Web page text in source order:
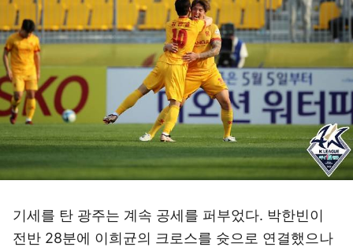
기세를 탄 광주는 계속 공세를 퍼부었다. 박한빈이
전반 28분에 이희균의 크로스를 슛으로 연결했으나